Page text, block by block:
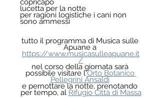
copricapo
lucetta per la notte
per ragioni logistiche i cani non
sono ammessi
tutto il programma di Musica sulle
Apuane a
https://www.musicasulleapuane.it
/
nel corso della giornata sarà
possibile visitare l'Orto Botanico
Pellegrini Ansaldi
e pernottare la notte, prenotando
per tempo, al Rifugio Città di Massa